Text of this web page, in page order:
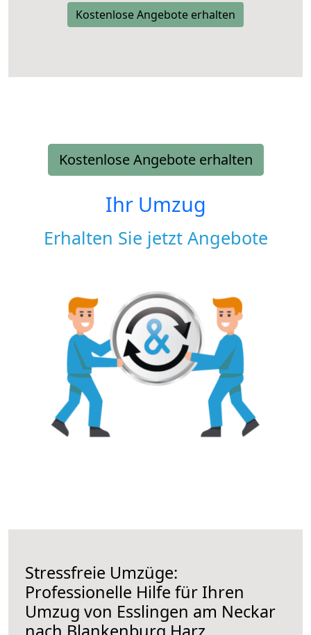
Kostenlose Angebote erhalten
Kostenlose Angebote erhalten
Ihr Umzug
Erhalten Sie jetzt Angebote
Stressfreie Umzüge:
Professionelle Hilfe für Ihren
Umzug von Esslingen am Neckar